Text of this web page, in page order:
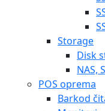
Storage
Disk
NAS,
POS oprema
Barkod